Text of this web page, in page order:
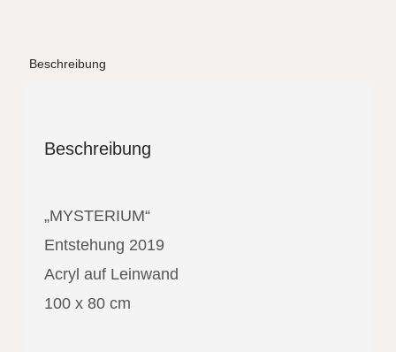
Beschreibung
Beschreibung
„MYSTERIUM“
Entstehung 2019
Acryl auf Leinwand
100 x 80 cm